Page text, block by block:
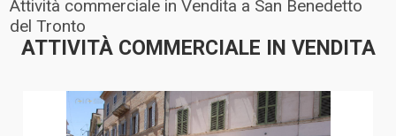
Attività commerciale in Vendita a San Benedetto
del Tronto
ATTIVITÀ COMMERCIALE IN VENDITA